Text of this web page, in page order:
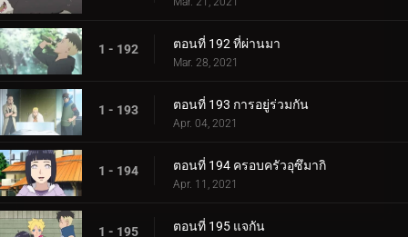
1 - 192 ตอนที่ 192 ที่ผ่านมา
Mar. 28, 2021
1 - 193 ตอนที่ 193 การอยู่ร่วมกัน
Apr. 04, 2021
1 - 194 ตอนที่ 194 ครอบครัวอุซึมากิ
Apr. 11, 2021
1 - 195 ตอนที่ 195 แจกัน